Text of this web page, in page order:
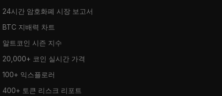
24시간 암호화폐 시장 보고서
BTC 지배력 차트
알트코인 시즌 지수
20,000+ 코인 실시간 가격
100+ 익스플로러
400+ 토큰 리스크 리포트